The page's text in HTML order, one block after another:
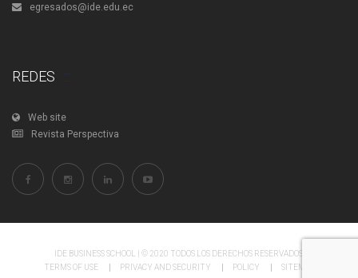
egresados@ide.edu.ec
REDES
Web site
Revista Perspectiva
IDE BUSINESS SCHOOL | © 2020 TODOS LOS DERECHOS RESERVADOS.
TERMS OF USE
PRIVACY AND SECURITY POLICY SITEMAP